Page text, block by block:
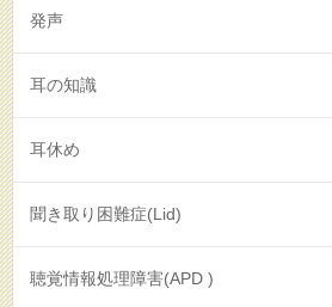
発声
耳の知識
耳休め
聞き取り困難症(Lid)
聴覚情報処理障害(APD )